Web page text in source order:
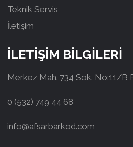
Teknik Servis
İletişim
İLETİŞİM BİLGİLERİ
Merkez Mah. 734 Sok. No:11/B
0 (532) 749 44 68
info@afsarbarkod.com